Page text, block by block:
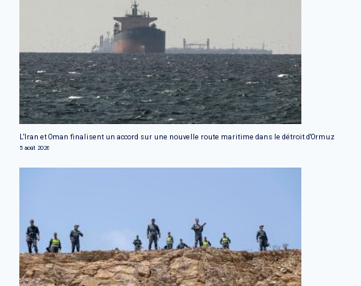
L'Iran et Oman finalisent un accord sur une nouvelle route maritime dans le détroit d'Ormuz
5 août 2026